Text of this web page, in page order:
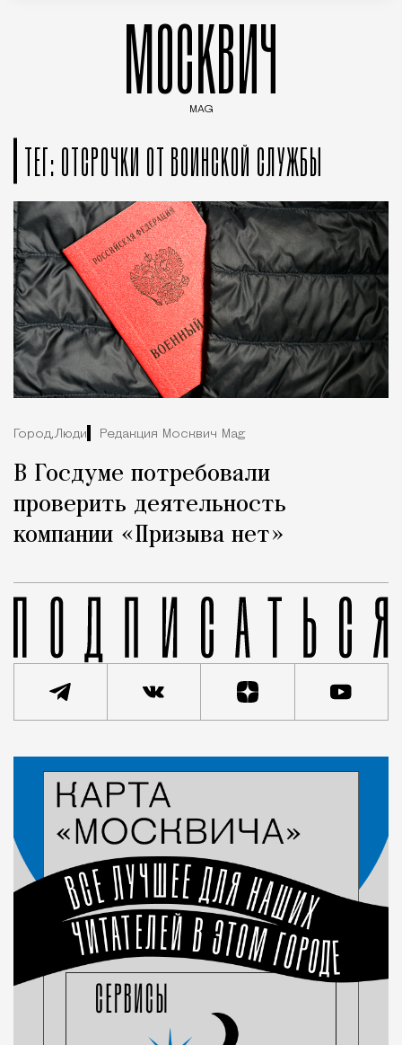
МОСКВИЧ
MAG
ТЕГ: ОТСРОЧКИ ОТ ВОИНСКОЙ СЛУЖБЫ
Город,Люди Редакция Москвич Mag
В Госдуме потребовали
проверить деятельность
компании «Призыва нет»